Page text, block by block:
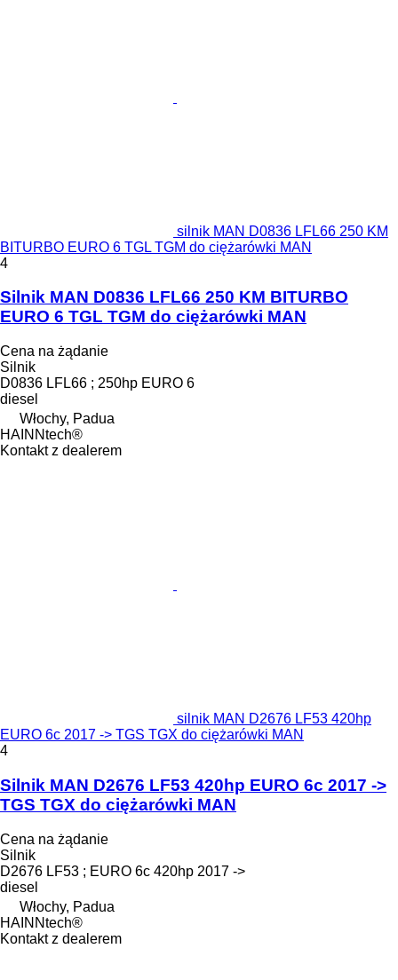
silnik MAN D0836 LFL66 250 KM
BITURBO EURO 6 TGL TGM do ciężarówki MAN
4
Silnik MAN D0836 LFL66 250 KM BITURBO
EURO 6 TGL TGM do ciężarówki MAN
Cena na żądanie
Silnik
D0836 LFL66 ; 250hp EURO 6
diesel
Włochy, Padua
HAINNtech®
Kontakt z dealerem
silnik MAN D2676 LF53 420hp
EURO 6c 2017 -> TGS TGX do ciężarówki MAN
4
Silnik MAN D2676 LF53 420hp EURO 6c 2017 ->
TGS TGX do ciężarówki MAN
Cena na żądanie
Silnik
D2676 LF53 ; EURO 6c 420hp 2017 ->
diesel
Włochy, Padua
HAINNtech®
Kontakt z dealerem